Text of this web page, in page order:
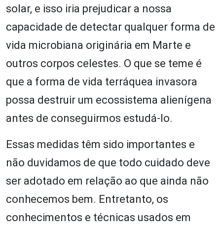
solar, e isso iria prejudicar a nossa
capacidade de detectar qualquer forma de
vida microbiana originária em Marte e
outros corpos celestes. O que se teme é
que a forma de vida terráquea invasora
possa destruir um ecossistema alienígena
antes de conseguirmos estudá-lo.
Essas medidas têm sido importantes e
não duvidamos de que todo cuidado deve
ser adotado em relação ao que ainda não
conhecemos bem. Entretanto, os
conhecimentos e técnicas usados em